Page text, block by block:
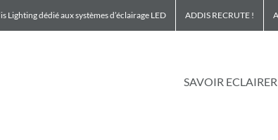
Lighting dédié aux systèmes d’éclairage LED ADDIS RECRUTE !
SAVOIR